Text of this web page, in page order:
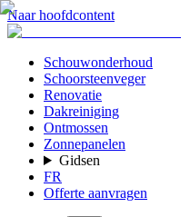
Naar hoofdcontent
Schouwonderhoud
Schoorsteenveger
Renovatie
Dakreiniging
Ontmossen
Zonnepanelen
Gidsen
FR
Offerte aanvragen